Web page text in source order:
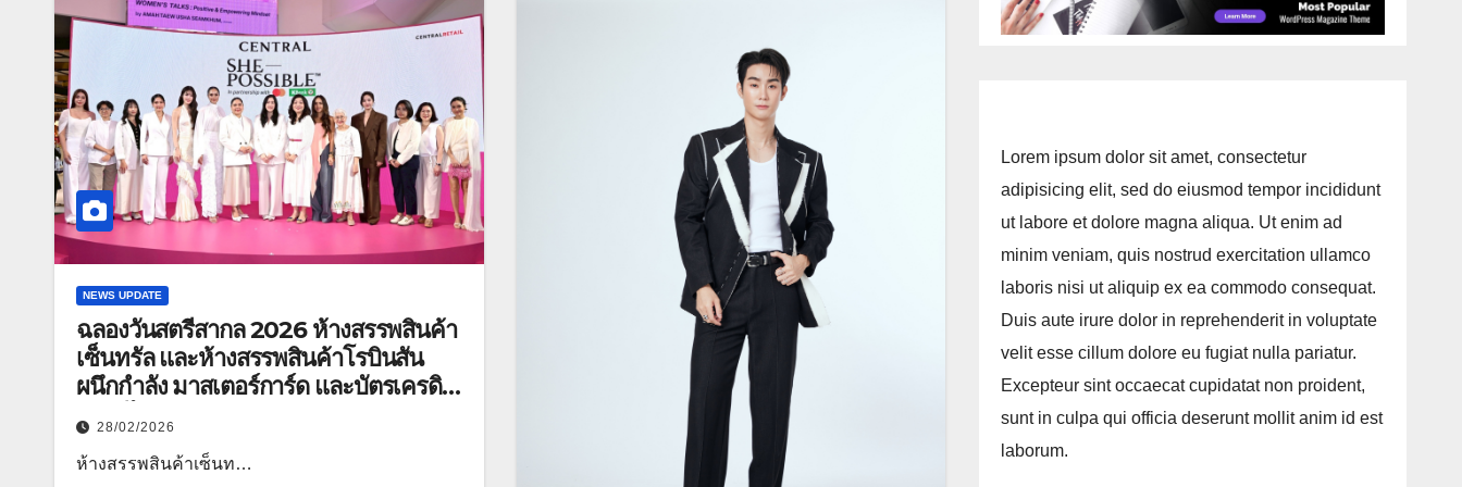
NEWS UPDATE
ฉลองวันสตรีสากล 2026 ห้างสรรพสินค้า
เซ็นทรัล และห้างสรรพสินค้าโรบินสัน
ผนึกกำลัง มาสเตอร์การ์ด และบัตรเครดิต
กสิกรไทย สานต่อแคมเปญ
“ShePossible” ภายใต้คอนเซ็ปต์
“Give to Gain สร้างพลังผู้หญิงที่ยั่งยืน”
28/02/2026
​ห้างสรรพสินค้าเซ็นท…
Lorem ipsum dolor sit amet, consectetur
adipisicing elit, sed do eiusmod tempor incididunt
ut labore et dolore magna aliqua. Ut enim ad
minim veniam, quis nostrud exercitation ullamco
laboris nisi ut aliquip ex ea commodo consequat.
Duis aute irure dolor in reprehenderit in voluptate
velit esse cillum dolore eu fugiat nulla pariatur.
Excepteur sint occaecat cupidatat non proident,
sunt in culpa qui officia deserunt mollit anim id est
laborum.